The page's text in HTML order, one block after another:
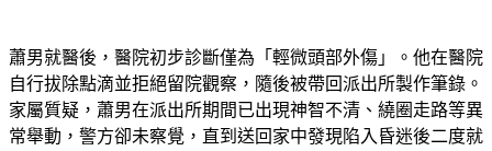
蕭男就醫後，醫院初步診斷僅為「輕微頭部外傷」。他在醫院
自行拔除點滴並拒絕留院觀察，隨後被帶回派出所製作筆錄。
家屬質疑，蕭男在派出所期間已出現神智不清、繞圈走路等異
常舉動，警方卻未察覺，直到送回家中發現陷入昏迷後二度就